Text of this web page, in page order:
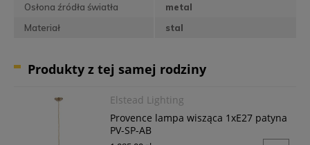
Osłona źródła światła
metal
Materiał
stal
Produkty z tej samej rodziny
Elstead Lighting
Provence lampa wisząca 1xE27 patyna
PV-SP-AB